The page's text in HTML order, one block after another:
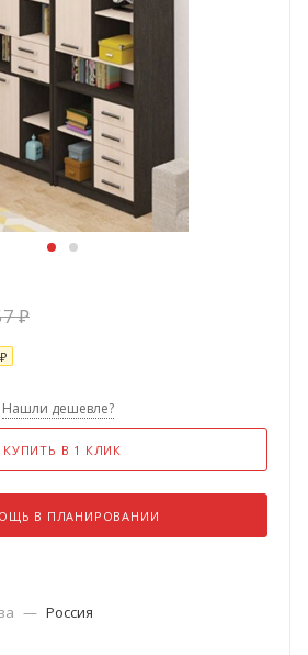
₽
₽
Нашли дешевле?
КУПИТЬ В 1 КЛИК
В ПЛАНИРОВАНИИ
— Россия